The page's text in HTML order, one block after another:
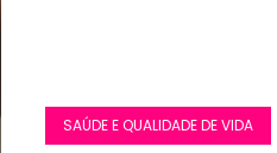
SAÚDE E QUALIDADE DE VIDA